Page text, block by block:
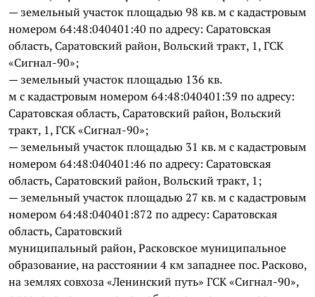
— земельный участок площадью 98 кв. м с кадастровым
номером 64:48:040401:40 по адресу: Саратовская
область, Саратовский район, Вольский тракт, 1, ГСК
«Сигнал-90»;
— земельный участок площадью 136 кв.
м с кадастровым номером 64:48:040401:39 по адресу:
Саратовская область, Саратовский район, Вольский
тракт, 1, ГСК «Сигнал-90»;
— земельный участок площадью 31 кв. м с кадастровым
номером 64:48:040401:46 по адресу: Саратовская
область, Саратовский район, Вольский тракт, 1;
— земельный участок площадью 27 кв. м с кадастровым
номером 64:48:040401:872 по адресу: Саратовская
область, Саратовский
муниципальный район, Расковское муниципальное
образование, на расстоянии 4 км западнее пос. Расково,
на землях совхоза «Ленинский путь» ГСК «Сигнал-90»,